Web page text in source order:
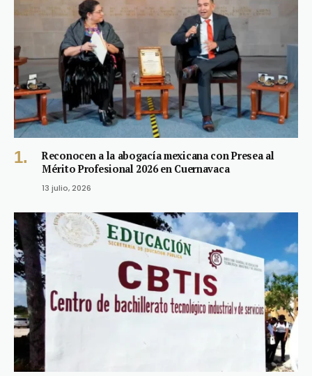
Reconocen a la abogacía mexicana con Presea al
Mérito Profesional 2026 en Cuernavaca
13 julio, 2026